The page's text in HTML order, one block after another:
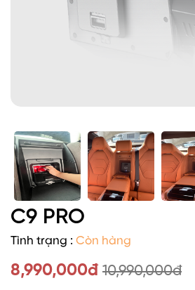
C9 PRO
Tình trạng : Còn hàng
8,990,000đ 10,990,000đ